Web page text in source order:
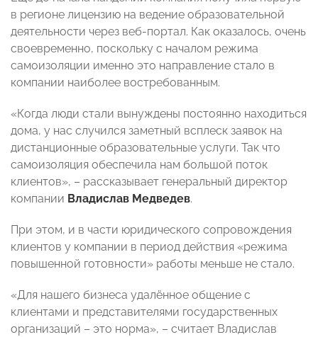
в регионе лицензию на ведение образовательной
деятельности через веб-портал. Как оказалось, очень
своевременно, поскольку с началом режима
самоизоляции именно это направление стало в
компании наиболее востребованным.
«Когда люди стали вынуждены постоянно находиться
дома, у нас случился заметный всплеск заявок на
дистанционные образовательные услуги. Так что
самоизоляция обеспечила нам большой поток
клиентов», – рассказывает генеральный директор
компании Владислав Медведев.
При этом, и в части юридического сопровождения
клиентов у компании в период действия «режима
повышенной готовности» работы меньше не стало.
«Для нашего бизнеса удалённое общение с
клиентами и представителями государственных
организаций – это норма», – считает Владислав